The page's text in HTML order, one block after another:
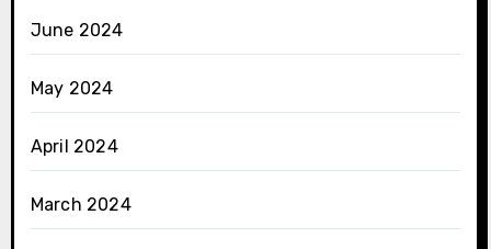
June 2024
May 2024
April 2024
March 2024